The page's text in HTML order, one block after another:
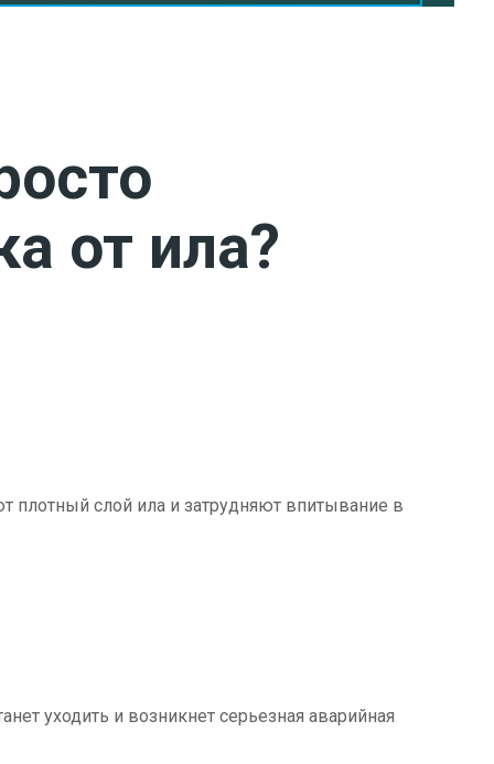
от ила?
плотный слой ила и затрудняют впитывание в
уходить и возникнет серьезная аварийная